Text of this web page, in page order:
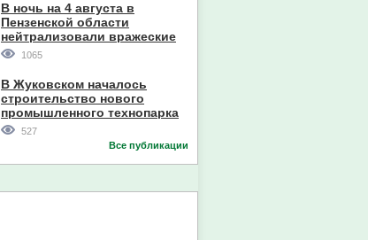
В ночь на 4 августа в
Пензенской области
нейтрализовали вражеские
дроны
1065
В Жуковском началось
строительство нового
промышленного технопарка
527
Все публикации